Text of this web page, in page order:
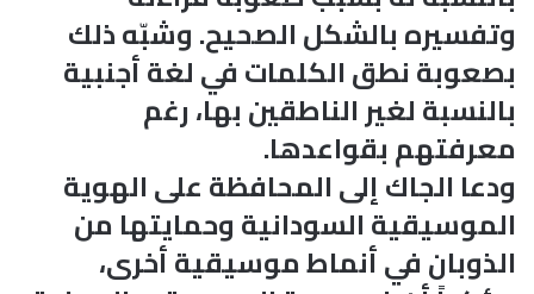
وتفسيره بالشكل الصحيح. وشبّه ذلك
بصعوبة نطق الكلمات في لغة أجنبية
بالنسبة لغير الناطقين بها، رغم
معرفتهم بقواعدها.
ودعا الجاك إلى المحافظة على الهوية
الموسيقية السودانية وحمايتها من
الذوبان في أنماط موسيقية أخرى،